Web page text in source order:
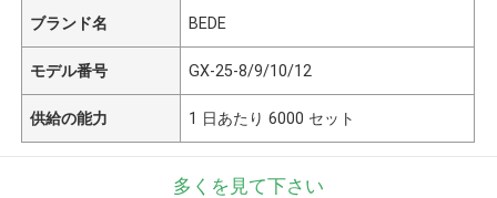
ブランド名 BEDE
モデル番号 GX-25-8/9/10/12
供給の能力 1 日あたり 6000 セット
多くを見て下さい